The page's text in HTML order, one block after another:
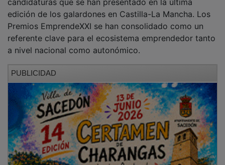
En la entrega de premios han estado presentes
profesionales de la Dirección Territorial de CaixaBank,
Enisa y del gobierno regional, entre otros. El jurado
encargado de seleccionar a la empresa ganadora ha
estado compuesto por nombres relevantes del
ecosistema regional de emprendimiento, como la
consejera de Economía, Empresas y Empleo de la